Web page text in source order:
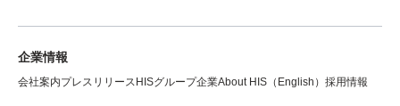
企業情報
会社案内プレスリリース HISグループ企業About HIS（English） 採用情報